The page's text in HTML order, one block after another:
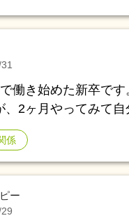
働き始めた新卒で
、2ヶ月やってみて
由は自分の仕事の
レベルになれそうに
法人には1ヶ月前に言うという規定があります。
す。 相談は退職についてどのように伝えればいい
に退職願をだして
係
ー